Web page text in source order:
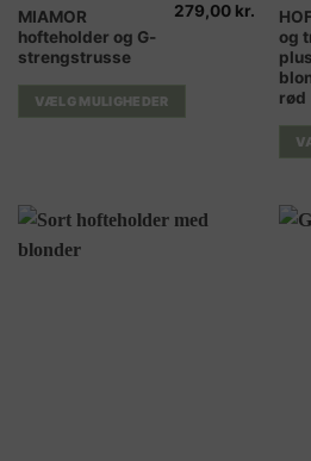
MIAMOR
hofteholder og G-
strengstrusse
279,00 kr.
VÆLG MULIGHEDER
Dette
vare
har
flere
varianter.
på
varesiden
og
rød
har
kan
på